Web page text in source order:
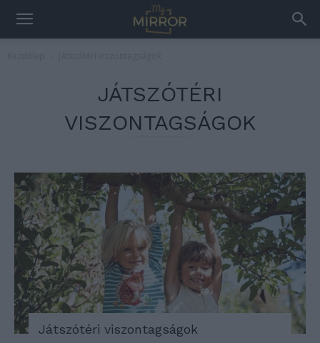
JÁTSZÓTÉRI
VISZONTAGSÁGOK
Játszótéri viszontagságok